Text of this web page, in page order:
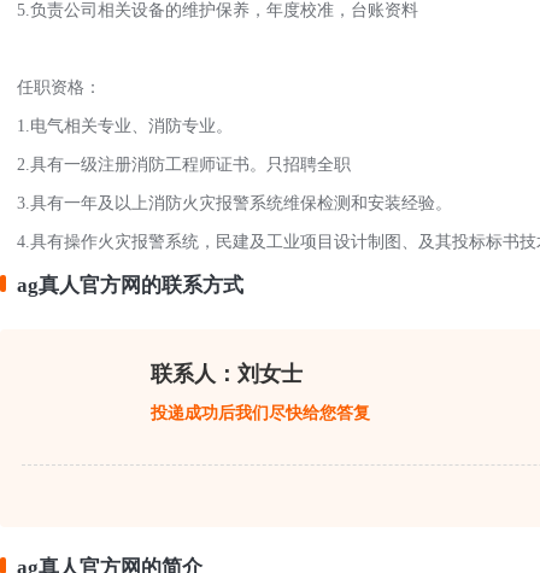
5.负责公司相关设备的维护保养，年度校准，台账资料
任职资格：
1.电气相关专业、消防专业。
2.具有一级注册消防工程师证书。只招聘全职
3.具有一年及以上消防火灾报警系统维保检测和安装经验。
4.具有操作火灾报警系统，民建及工业项目设计制图、及其投标标书
ag真人官方网的联系方式
联系人：刘女士
投递成功后我们尽快给您答复
ag真人官方网的简介